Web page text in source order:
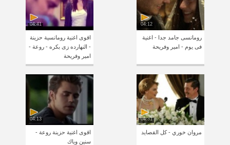
04:12
رومانسى جامد جدا - اغنية
فى يوم - امير وفريحة
04:41
اقوى اغنية رومانسية حزينة
- النهارده زى بكره - روعة -
امير وفريحة
04:31
مروان خوري - كل القصايد
04:13
اقوى اغنية حزينة روعة -
سنين وياك